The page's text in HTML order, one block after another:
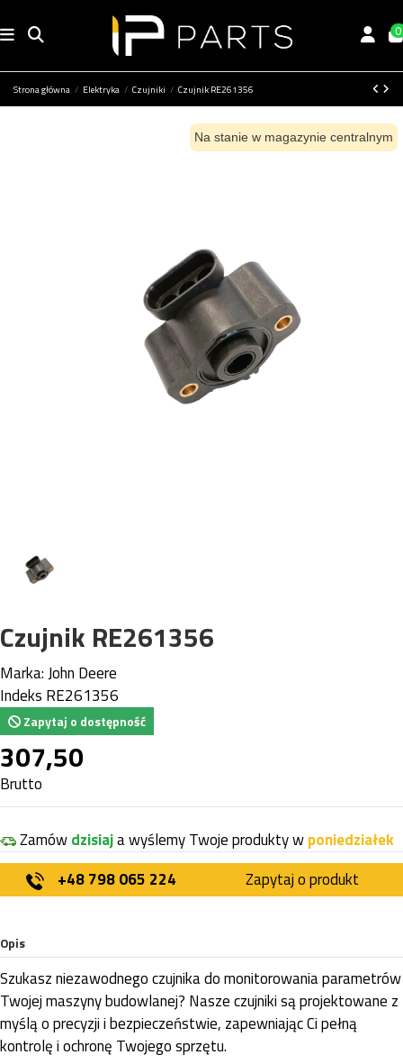
0
Strona główna Elektryka Czujniki Czujnik RE261356
Na stanie w magazynie centralnym
Czujnik RE261356
Marka:John Deere
Indeks RE261356
Zapytaj o dostępność
307,50
Brutto
Zamówdzisiaja wyślemy Twoje produkty wponiedziałek
+48 798 065 224
Zapytaj o produkt
Opis
Szukasz niezawodnego czujnika do monitorowania parametrów
Twojej maszyny budowlanej? Nasze czujniki są projektowane z
myślą o precyzji i bezpieczeństwie, zapewniając Ci pełną
kontrolę i ochronę Twojego sprzętu.